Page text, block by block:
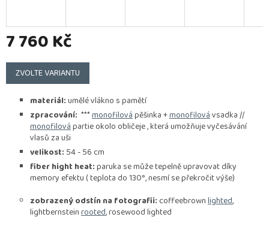
7 760 Kč
Měrná
cena:
ZVOLTE VARIANTU
materiál:umělé vlákno s pamětí
zpracování: ***monofilovápěšinka +monofilovávsadka //
monofilovápartie okolo obličeje , která umožňuje vyčesávání
vlasů za uši
velikost: 54 - 56 cm
fiber hight heat:paruka se může tepelně upravovat díky
memory efektu ( teplota do 130°, nesmí se překročit výše)
zobrazený odstín na fotografii: coffeebrownlighted,
lightbernsteinrooted, rosewood lighted